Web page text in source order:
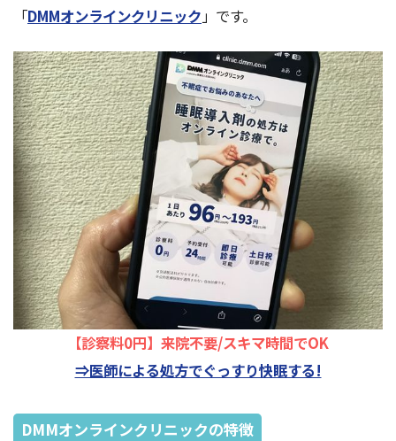
「DMMオンラインクリニック 」です。
【診察料0円】来院不要/スキマ時間でOK
⇒医師による処方でぐっすり快眠する!
DMMオンラインクリニックの特徴